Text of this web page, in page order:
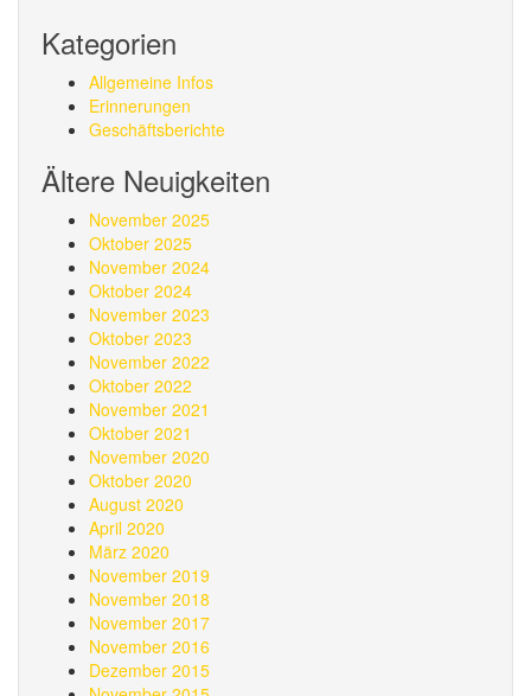
Kategorien
Allgemeine Infos
Erinnerungen
Geschäftsberichte
Ältere Neuigkeiten
November 2025
Oktober 2025
November 2024
Oktober 2024
November 2023
Oktober 2023
November 2022
Oktober 2022
November 2021
Oktober 2021
November 2020
Oktober 2020
August 2020
April 2020
März 2020
November 2019
November 2018
November 2017
November 2016
Dezember 2015